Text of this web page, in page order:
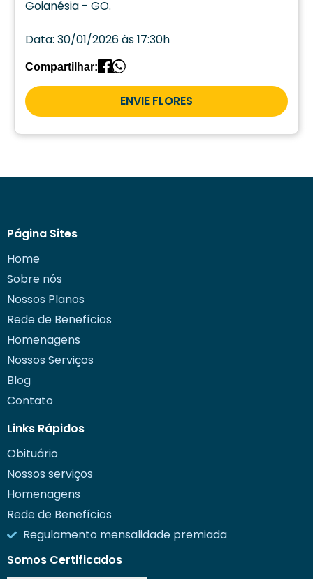
Goianésia - GO.
Data: 30/01/2026 às 17:30h
Compartilhar:
ENVIE FLORES
Página Sites
Home
Sobre nós
Nossos Planos
Rede de Benefícios
Homenagens
Nossos Serviços
Blog
Contato
Links Rápidos
Obituário
Nossos serviços
Homenagens
Rede de Benefícios
Regulamento mensalidade premiada
Somos Certificados